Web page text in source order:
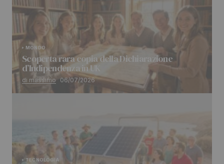
MONDO
Scoperta rara copia della Dichiarazione
d’Indipendenza in UK
di massimo 06/07/2026
TECNOLOGIA